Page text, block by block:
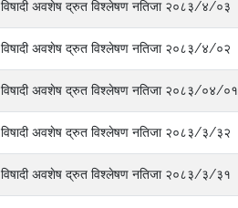
विषादी अवशेष द्रुत विश्लेषण नतिजा २०८३/४/०३
विषादी अवशेष द्रुत विश्लेषण नतिजा २०८३/४/०२
विषादी अवशेष द्रुत विश्लेषण नतिजा २०८३/०४/०१
विषादी अवशेष द्रुत विश्लेषण नतिजा २०८३/३/३२
विषादी अवशेष द्रुत विश्लेषण नतिजा २०८३/३/३१